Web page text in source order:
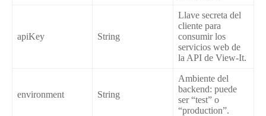
apiKey String
Llave secreta del
cliente para
consumir los
servicios web de
la API de View-It.
environment String
Ambiente del
backend: puede
ser “test” o
“production”.